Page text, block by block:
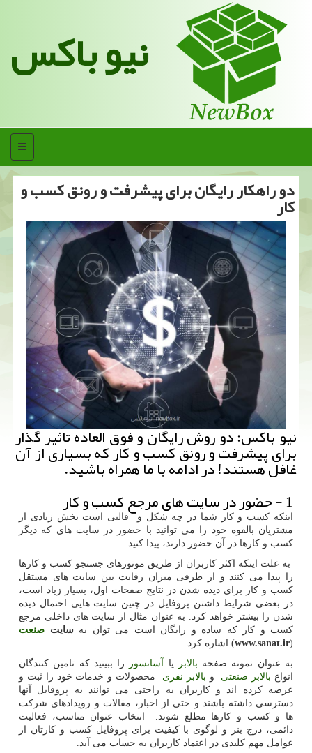
نیو باکس
منو
دو راهكار رایگان برای پیشرفت و رونق كسب و
كار
نیو باكس: دو روش رایگان و فوق العاده تاثیر گذار
برای پیشرفت و رونق كسب و كار كه بسیاری از آن
غافل هستند! در ادامه با ما همراه باشید.
1 - حضور در سایت های مرجع کسب و کار
اینکه کسب و کار شما در چه شکل و قالبی است بخش زیادی از
مشتریان بالقوه خود را می توانید با حضور در سایت های که دیگر
کسب و کارها در آن حضور دارند، پیدا کنید.
به علت اینکه اکثر کاربران از طریق موتورهای جستجو کسب و کارها
را پیدا می کنند و از طرفی میزان رقابت بین سایت های مستقل
کسب و کار برای دیده شدن در نتایج صفحات اول، بسیار زیاد است،
در بعضی شرایط داشتن پروفایل در چنین سایت هایی احتمال دیده
شدن را بیشتر خواهد کرد. به عنوان مثال از سایت های داخلی مرجع
کسب و کار که ساده و رایگان است می توان بهسایت صنعت
(
www.sanat.ir) اشاره کرد.
به عنوان نمونه صفحه بالابر یا آسانسور
را ببینید که تامین کنندگان
انواع بالابر صنعتی و بالابر نفری محصولات و خدمات خود را ثبت و
عرضه کرده اند و کاربران به راحتی می توانند به پروفایل آنها
دسترسی داشته باشند و حتی از اخبار، مقالات و رویدادهای شرکت
ها و کسب و کارها مطلع شوند. انتخاب عنوان مناسب، فعالیت
دائمی، درج بنر و لوگوی با کیفیت برای پروفایل کسب و کارتان از
عوامل مهم کلیدی در اعتماد کاربران به حساب می آید.